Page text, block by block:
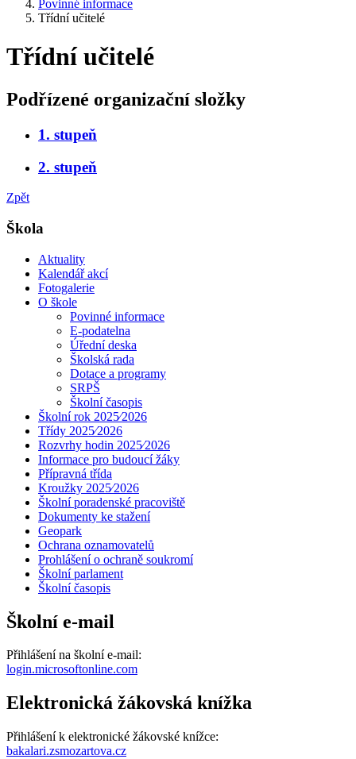
Povinné informace
Třídní učitelé
Třídní učitelé
Podřízené organizační složky
1. stupeň
2. stupeň
Zpět
Škola
Aktuality
Kalendář akcí
Fotogalerie
O škole
Povinné informace
E-podatelna
Úřední deska
Školská rada
Dotace a programy
SRPŠ
Školní časopis
Školní rok 2025⁄2026
Třídy 2025⁄2026
Rozvrhy hodin 2025⁄2026
Informace pro budoucí žáky
Přípravná třída
Kroužky 2025⁄2026
Školní poradenské pracoviště
Dokumenty ke stažení
Geopark
Ochrana oznamovatelů
Prohlášení o ochraně soukromí
Školní parlament
Školní časopis
Školní e-mail
Přihlášení na školní e-mail:
login.microsoftonline.com
Elektronická žákovská knížka
Přihlášení k elektronické žákovské knížce:
bakalari.zsmozartova.cz